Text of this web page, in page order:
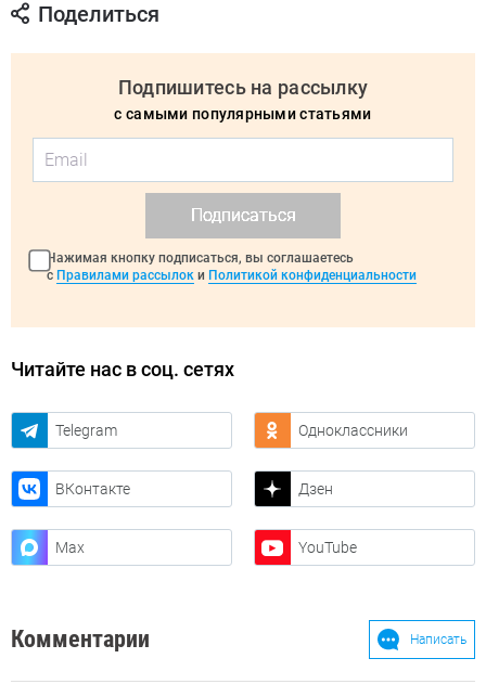
Поделиться
Подпишитесь на рассылку
с самыми популярными статьями
Подписаться
Нажимая кнопку подписаться, вы соглашаетесь
с Правилами рассылок и Политикой конфиденциальности
Читайте нас в соц. сетях
Telegram Одноклассники
ВКонтакте Дзен
Max YouTube
Комментарии Написать